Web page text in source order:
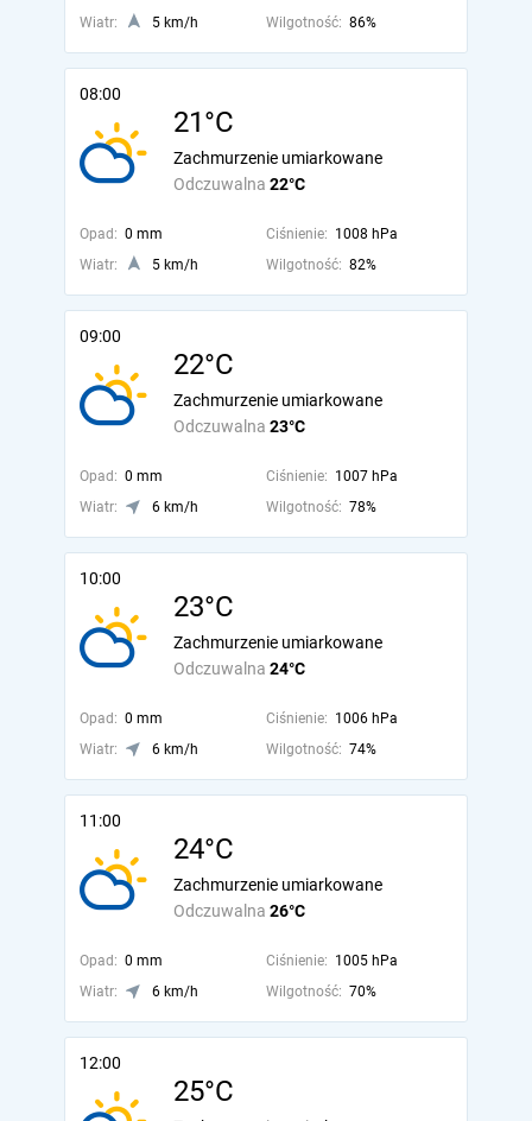
Wiatr: 5 km/h Wilgotność: 86%
08:00
21°C
Odczuwalna 22°C
Zachmurzenie umiarkowane
Opad: 0 mm Ciśnienie: 1008 hPa
Wiatr:
5 km/h Wilgotność: 82%
09:00
22°C
Odczuwalna 23°C
Zachmurzenie umiarkowane
Opad: 0 mm Ciśnienie: 1007 hPa
Wiatr:
6 km/h Wilgotność: 78%
10:00
23°C
Odczuwalna 24°C
Zachmurzenie umiarkowane
Opad: 0 mm Ciśnienie: 1006 hPa
Wiatr:
6 km/h Wilgotność: 74%
11:00
24°C
Odczuwalna 26°C
Zachmurzenie umiarkowane
Opad: 0 mm Ciśnienie: 1005 hPa
Wiatr:
6 km/h Wilgotność: 70%
12:00
25°C